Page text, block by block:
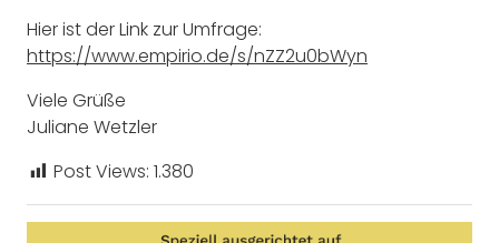
Hier ist der Link zur Umfrage:
https://www.empirio.de/s/nZZ2u0bWyn
Viele Grüße
Juliane Wetzler
Post Views: 1.380